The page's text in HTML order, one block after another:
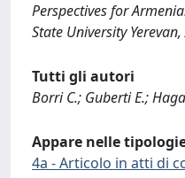
Perspectives for
State University
Tutti gli autori
Borri C.; Guberti E.;
Appare nelle
4a - Articolo in atti di